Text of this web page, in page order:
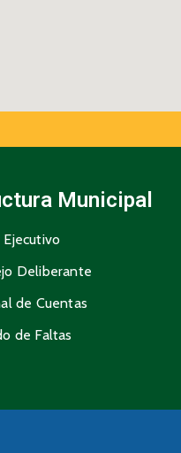
Municipal
Deliberante
de Cuentas
de Faltas